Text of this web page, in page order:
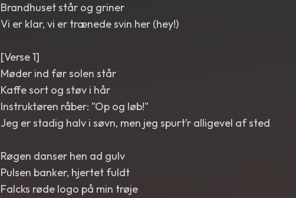
Brandhuset står og griner
Vi er klar, vi er trænede svin her (hey!)
[Verse 1]
Møder ind før solen står
Kaffe sort og støv i hår
Instruktøren råber: "Op og løb!"
Jeg er stadig halv i søvn, men jeg spurt’r alligevel af sted
Røgen danser hen ad gulv
Pulsen banker, hjertet fuldt
Falcks røde logo på min trøje